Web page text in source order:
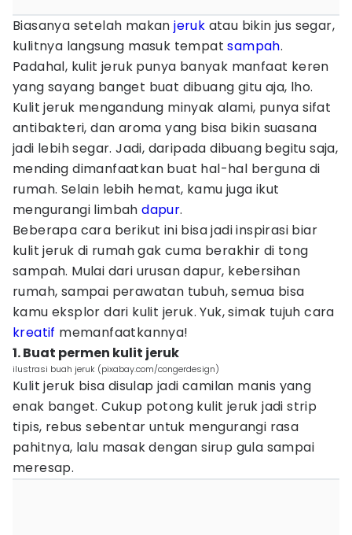
Biasanya setelah makanjeruk atau bikin jus segar,
kulitnya langsung masuk tempatsampah.
Padahal, kulit jeruk punya banyak manfaat keren
yang sayang banget buat dibuang gitu aja, lho.
Kulit jeruk mengandung minyak alami, punya sifat
antibakteri, dan aroma yang bisa bikin suasana
jadi lebih segar. Jadi, daripada dibuang begitu saja,
mending dimanfaatkan buat hal-hal berguna di
rumah. Selain lebih hemat, kamu juga ikut
mengurangi limbahdapur.
Beberapa cara berikut ini bisa jadi inspirasi biar
kulit jeruk di rumah gak cuma berakhir di tong
sampah. Mulai dari urusan dapur, kebersihan
rumah, sampai perawatan tubuh, semua bisa
kamu eksplor dari kulit jeruk. Yuk, simak tujuh cara
kreatif memanfaatkannya!
1. Buat permen kulit jeruk
ilustrasi buah jeruk (pixabay.com/congerdesign)
Kulit jeruk bisa disulap jadi camilan manis yang
enak banget. Cukup potong kulit jeruk jadi strip
tipis, rebus sebentar untuk mengurangi rasa
pahitnya, lalu masak dengan sirup gula sampai
meresap.